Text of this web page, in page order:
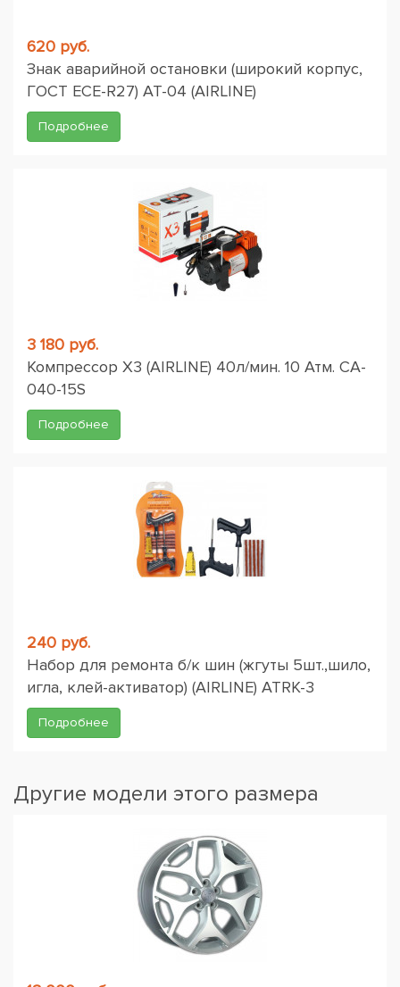
620 руб.
Знак аварийной остановки (широкий корпус,
ГОСТ ЕСЕ-R27) AT-04 (AIRLINE)
Подробнее
3 180 руб.
Компрессор X3 (AIRLINE) 40л/мин. 10 Атм. CA-
040-15S
Подробнее
240 руб.
Набор для ремонта б/к шин (жгуты 5шт.,шило,
игла, клей-активатор) (AIRLINE) ATRK-3
Подробнее
Другие модели этого размера